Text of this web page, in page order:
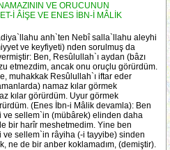
VE ORUCUNUN
İ ÂİŞE VE ENES İBN-İ MÂLİK
anh`ten Nebî salla`llahu aleyhi
ve keyfiyeti) nden sorulmuş da
Ben, Resûlullah`ı aydan (bâzı
etmezdim, ancak onu oruçlu görürdüm.
muhakkak Resûlullah`ı iftar eder
namaz kılar görmek
kılar görürdüm. Uyur görmek
(Enes İbn-i Mâlik devamla): Ben
sellem`in (mübârek) elinden daha
bir harîr meshetmedim. Yine ben
sellem`in râyiha (-i tayyibe) sinden
ne de bir anber koklamadım, (demiştir).